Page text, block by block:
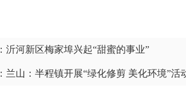
沂河新区梅家埠兴起“甜蜜的事业”
兰山：半程镇开展“绿化修剪 美化环境”活